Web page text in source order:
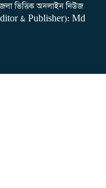
ভিত্তিক অনলাইন নিউজ
& Publisher): Md